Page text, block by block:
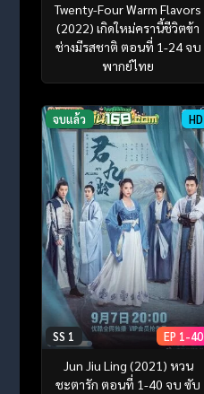
Twenty-Four Warm Flavors
(2022) เกิดใหม่ครานี้ชีวิตข้า
ช่างมีรสชาติ ตอนที่ 1-24 จบ
พากย์ไทย
จบแล้ว HD
SS 1 EP 1-40
Jun Jiu Ling (2021) หวน
ชะตารัก ตอนที่ 1-40 จบ ซับ